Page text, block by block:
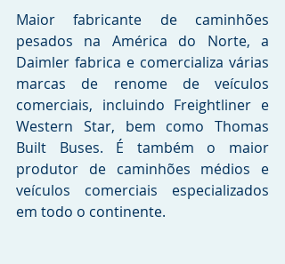
Maior fabricante de caminhões
pesados na América do Norte, a
Daimler fabrica e comercializa várias
marcas de renome de veículos
comerciais, incluindo Freightliner e
Western Star, bem como Thomas
Built Buses. É também o maior
produtor de caminhões médios e
veículos comerciais especializados
em todo o continente.